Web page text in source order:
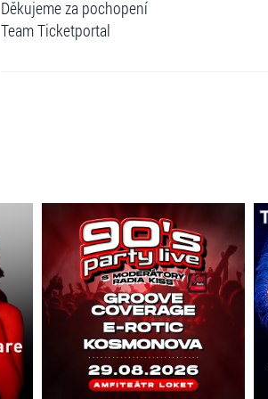
Děkujeme za pochopení
Team Ticketportal